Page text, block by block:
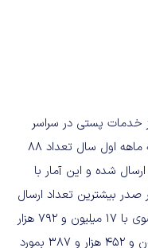
خدمات پستی در سراسر
کشور نیز می‌پردازد. بر اساس این امار در نه ماهه اول سال تعداد ۸۸
از تهران ارسال شده و این آمار با
بیشترین تعداد ارسال
مرسوله است. پس از آن استان خراسان رضوی با ۱۷ میلیون و ۷۹۲ هزار
و ۶۸۵ مورد و در نهایت اصفهان با ۹ میلیون و ۴۵۲ هزار و ۳۸۷ بمورد